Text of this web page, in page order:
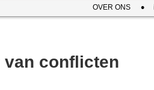
OVER ONS
van conflicten